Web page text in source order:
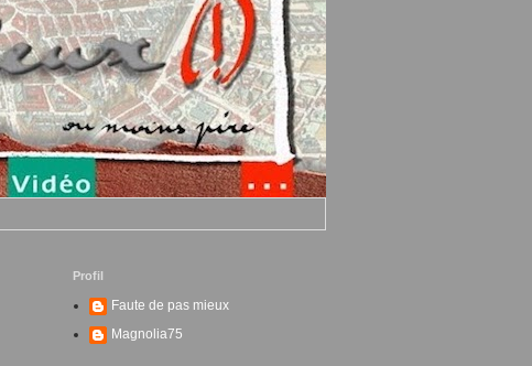
Profil
Faute de pas mieux
Magnolia75